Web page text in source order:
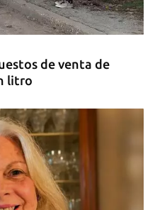
de venta de
litro